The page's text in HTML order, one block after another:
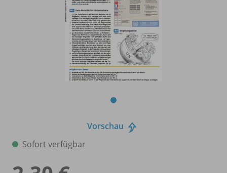
Vorschau
Sofort verfügbar